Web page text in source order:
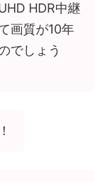
HDR中継
画質が10年
でしょう